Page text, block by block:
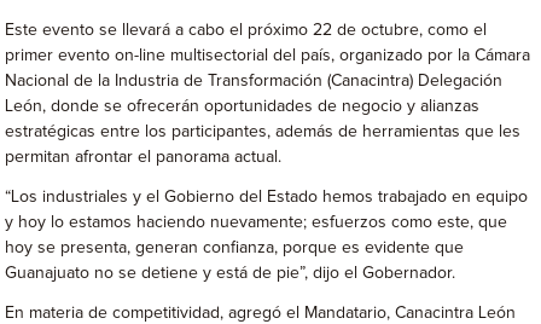
Este evento se llevará a cabo el próximo 22 de octubre, como el
primer evento on-line multisectorial del país, organizado por la Cámara
Nacional de la Industria de Transformación (Canacintra) Delegación
León, donde se ofrecerán oportunidades de negocio y alianzas
estratégicas entre los participantes, además de herramientas que les
permitan afrontar el panorama actual.
“Los industriales y el Gobierno del Estado hemos trabajado en equipo
y hoy lo estamos haciendo nuevamente; esfuerzos como este, que
hoy se presenta, generan confianza, porque es evidente que
Guanajuato no se detiene y está de pie”, dijo el Gobernador.
En materia de competitividad, agregó el Mandatario, Canacintra León